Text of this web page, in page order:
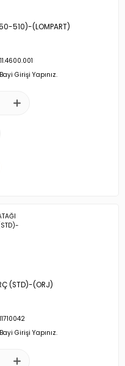
510)-(LOMPART)
Girişi Yapınız.
(STD)-(ORJ)
Girişi Yapınız.